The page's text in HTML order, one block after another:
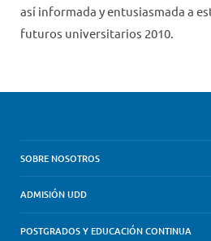
así informada y entusiasmada a
futuros universitarios 2010.
SOBRE NOSOTROS
ADMISIÓN UDD
POSTGRADOS Y EDUCACIÓN CONTINUA